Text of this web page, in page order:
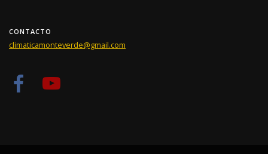
CONTACTO
climaticamonteverde@gmail.com